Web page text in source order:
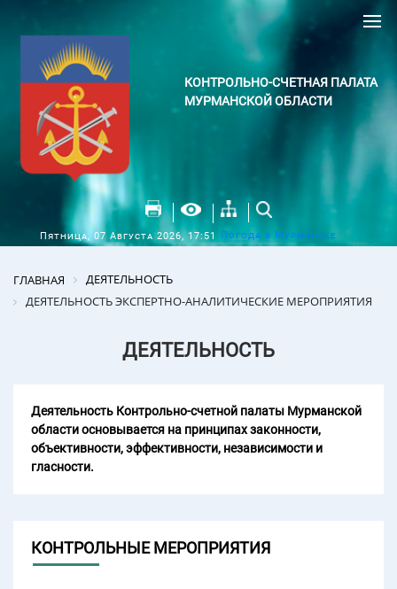
КОНТРОЛЬНО-СЧЕТНАЯ ПАЛАТА
МУРМАНСКОЙ ОБЛАСТИ
Пятница, 07 Августа 2026, 17:51 Погода в Мурманске
ГЛАВНАЯ
ДЕЯТЕЛЬНОСТЬ
ДЕЯТЕЛЬНОСТЬ ЭКСПЕРТНО-АНАЛИТИЧЕСКИЕ МЕРОПРИЯТИЯ
ДЕЯТЕЛЬНОСТЬ
Деятельность Контрольно-счетной палаты Мурманской
области основывается на принципах законности,
объективности, эффективности, независимости и
гласности.
КОНТРОЛЬНЫЕ МЕРОПРИЯТИЯ